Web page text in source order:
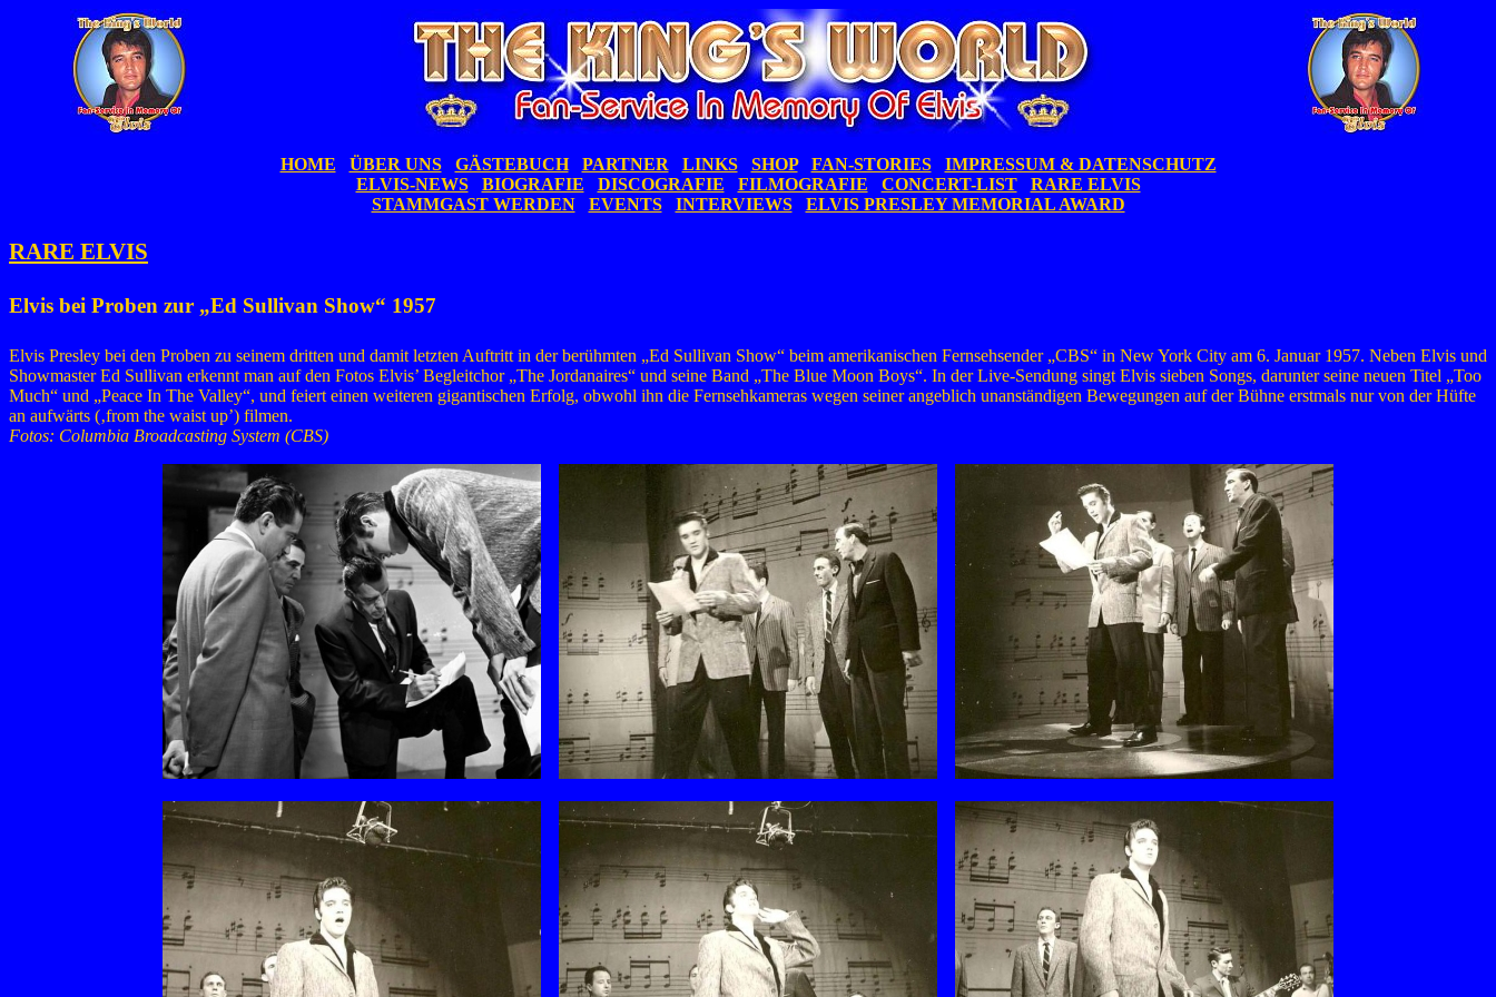
HOME ÜBER UNS GÄSTEBUCH PARTNER LINKS SHOP FAN-STORIES
IMPRESSUM & DATENSCHUTZ
ELVIS-NEWS
BIOGRAFIE DISCOGRAFIE FILMOGRAFIE CONCERT-LIST
RARE ELVIS
STAMMGAST WERDEN
EVENTS INTERVIEWS ELVIS PRESLEY MEMORIAL AWARD
RARE ELVIS
Elvis bei Proben zur „Ed Sullivan Show“ 1957
Elvis Presley bei den Proben zu seinem dritten und damit letzten Auftritt in der berühmten „Ed Sullivan Show“ beim amerikanischen Fernsehsender „CBS“ in New York City am 6. Januar 1957. Neben Elvis und
Showmaster Ed Sullivan erkennt man auf den Fotos Elvis’ Begleitchor „The Jordanaires“ und seine Band „The Blue Moon Boys“. In der Live-Sendung singt Elvis sieben Songs, darunter seine neuen Titel „Too
Much“ und „Peace In The Valley“, und feiert einen weiteren gigantischen Erfolg, obwohl ihn die Fernsehkameras wegen seiner angeblich unanständigen Bewegungen auf der Bühne erstmals nur von der Hüfte
an aufwärts (‚from the waist up’) filmen.
Fotos: Columbia Broadcasting System (CBS)